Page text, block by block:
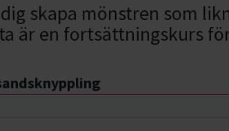
skapa mönstren som
är en fortsättningskurs